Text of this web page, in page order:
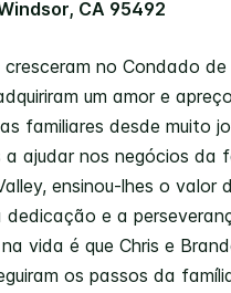
CA 95492
cresceram no Condado
um amor e
familiares desde muito
a ajudar nos negócios da
ensinou-lhes o valor
e a
vida é que Chris e
os passos da